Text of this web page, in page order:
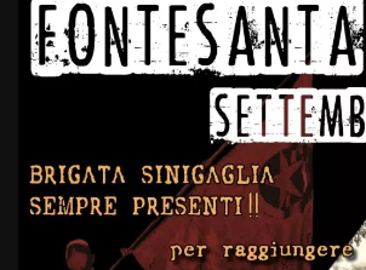
a
m
d
o
A
p
p
b
o
o
k